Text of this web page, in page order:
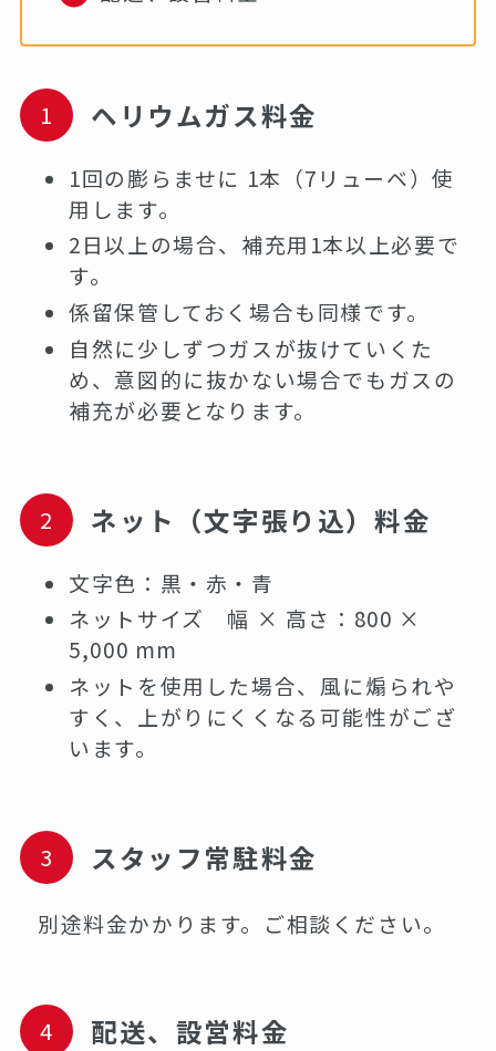
ヘリウムガス料金
1回の膨らませに 1本（7リューベ）使
用します。
2日以上の場合、補充用1本以上必要で
す。
係留保管しておく場合も同様です。
自然に少しずつガスが抜けていくた
め、意図的に抜かない場合でもガスの
補充が必要となります。
ネット（文字張り込）料金
文字色：黒・赤・青
ネットサイズ 幅 × 高さ：800 ×
5,000 mm
ネットを使用した場合、風に煽られや
すく、上がりにくくなる可能性がござ
います。
スタッフ常駐料金
別途料金かかります。ご相談ください。
配送、設営料金